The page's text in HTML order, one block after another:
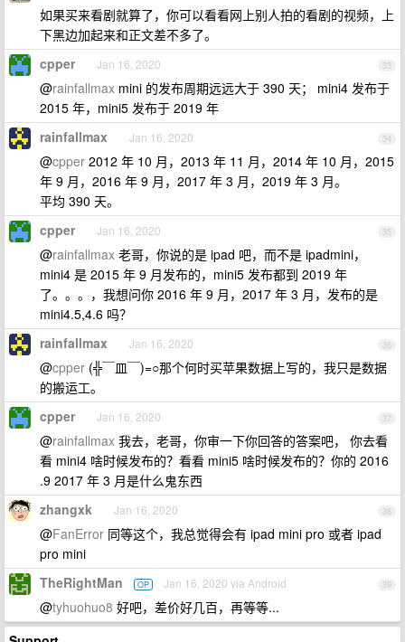
如果买来看剧就算了，你可以看看网上别人拍的看剧的视频，上
下黑边加起来和正文差不多了。
33
cpper Jan 16, 2020
@rainfallmax mini 的发布周期远远大于 390 天； mini4 发布于
2015 年，mini5 发布于 2019 年
34
rainfallmax Jan 16, 2020
@cpper 2012 年 10 月，2013 年 11 月，2014 年 10 月，2015
年 9 月，2016 年 9 月，2017 年 3 月，2019 年 3 月。
平均 390 天。
35
cpper Jan 16, 2020
@rainfallmax 老哥，你说的是 ipad 吧，而不是 ipadmini，
mini4 是 2015 年 9 月发布的，mini5 发布都到 2019 年
了。。。，我想问你 2016 年 9 月，2017 年 3 月，发布的是
mini4.5,4.6 吗？
36
rainfallmax Jan 16, 2020
@cpper (╬￣皿￣)=○那个何时买苹果数据上写的，我只是数据
的搬运工。
37
cpper Jan 16, 2020
@rainfallmax 我去，老哥，你审一下你回答的答案吧， 你去看
看 mini4 啥时候发布的？看看 mini5 啥时候发布的？你的 2016
.9 2017 年 3 月是什么鬼东西
38
zhangxk Jan 16, 2020
@FanError 同等这个，我总觉得会有 ipad mini pro 或者 ipad
pro mini
39
TheRightMan OP Jan 16, 2020 via Android
@tyhuohuo8 好吧，差价好几百，再等等...